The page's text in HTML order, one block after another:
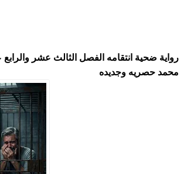
رواية ضحية انتقامه الفصل الثالث عشر
محمد حصريه وجديده